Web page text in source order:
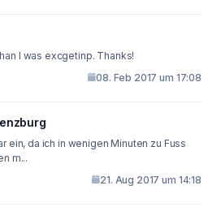
I was excgetinp. Thanks!
08. Feb 2017 um 17:08
ein, da ich in wenigen Minuten zu Fuss
m...
21. Aug 2017 um 14:18